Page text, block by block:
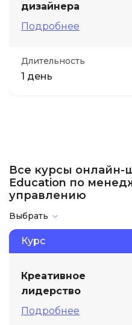
дизайнера
Подробнее
Длительность
1 день
Все курсы онлайн-
Education по
управлению
Выбрать
Курс
Креативное
лидерство
Подробнее